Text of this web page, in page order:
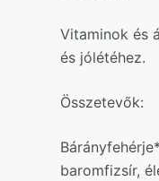
Vitaminok és
és jólétéhez.
Összetevők:
baromfizsír,